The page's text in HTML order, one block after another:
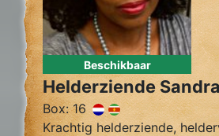
Beschikbaar
Helderziende
Box: 16
Krachtig helderziende,